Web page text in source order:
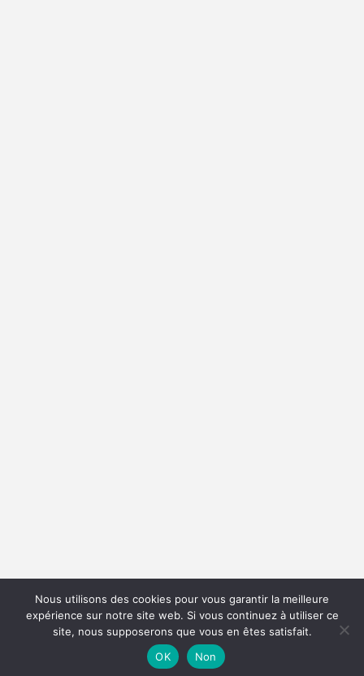
Nous utilisons des cookies pour vous garantir la meilleure
expérience sur notre site web. Si vous continuez à utiliser ce
site, nous supposerons que vous en êtes satisfait.
OK
Non